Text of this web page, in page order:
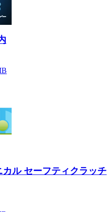
ル セーフティクラッチ